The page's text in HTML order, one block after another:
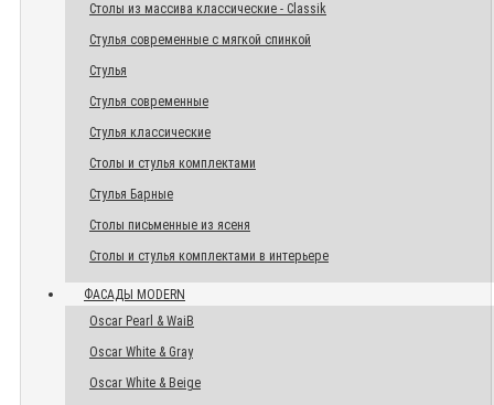
Столы из массива классические - Classik
Стулья современные с мягкой спинкой
Стулья
Стулья современные
Стулья классические
Столы и стулья комплектами
Стулья Барные
Столы письменные из ясеня
Столы и стулья комплектами в интерьере
ФАСАДЫ MODERN
Oscar Pearl & WaiB
Oscar White & Gray
Oscar White & Beige